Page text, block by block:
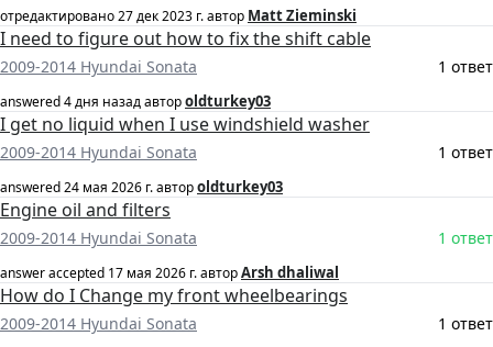
отредактировано27 дек 2023 г.автор Matt Zieminski
I need to figure out how to fix the shift cable
2009-2014 Hyundai Sonata 1 ответ
answered4 дня назадавторoldturkey03
I get no liquid when I use windshield washer
2009-2014 Hyundai Sonata 1 ответ
answered24 мая 2026 г.авторoldturkey03
Engine oil and filters
2009-2014 Hyundai Sonata 1 ответ
answer accepted 17 мая 2026 г.авторArsh dhaliwal
How do I Change my front wheelbearings
2009-2014 Hyundai Sonata 1 ответ